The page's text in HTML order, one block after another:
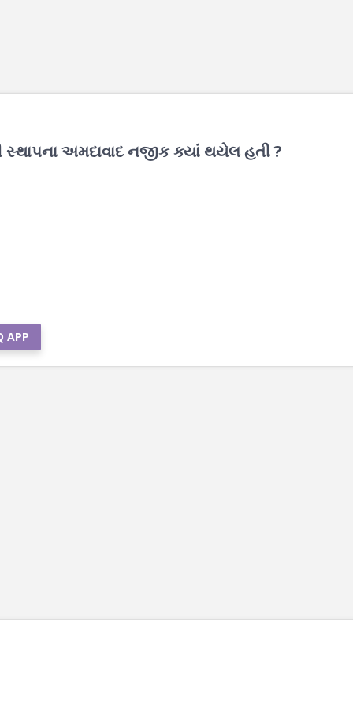
સ્થાપના અમદાવાદ નજીક ક્યાં થયેલ હતી ?
APP